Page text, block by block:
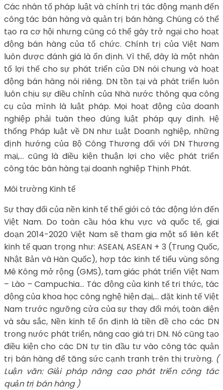
Các nhân tố pháp luật và chính trị tác động mạnh đến
công tác bán hàng và quản trị bán hàng. Chúng có thể
tạo ra cơ hội nhưng cũng có thể gây trở ngại cho hoạt
động bán hàng của tổ chức. Chính trị của Việt Nam
luôn được đánh giá là ổn định. Vì thế, đây là một nhân
tố lợi thế cho sự phát triển của DN nói chung và hoạt
động bán hàng nói riêng. DN tồn tại và phát triển luôn
luôn chịu sự điều chỉnh của Nhà nước thông qua công
cụ của mình là luật pháp. Mọi hoạt động của doanh
nghiệp phải tuân theo đúng luật pháp quy định. Hệ
thống Pháp luật về DN như Luật Doanh nghiệp, những
định hướng của Bộ Công Thương đối với DN Thương
mại,… cũng là điều kiện thuận lợi cho việc phát triển
công tác bán hàng tại doanh nghiệp Thịnh Phát.
Môi trường Kinh tế
Sự thay đổi của nền kinh tế thế giới có tác động lớn đến
Việt Nam. Do toàn cầu hóa khu vực và quốc tế, giai
đoạn 2014-2020 Việt Nam sẽ tham gia một số liên kết
kinh tế quan trọng như: ASEAN, ASEAN + 3 (Trung Quốc,
Nhật Bản và Hàn Quốc), hợp tác kinh tế tiểu vùng sông
Mê Kông mở rộng (GMS), tam giác phát triển Việt Nam
– Lào – Campuchia… Tác động của kinh tế tri thức, tác
động của khoa học công nghệ hiện đại,… đặt kinh tế Việt
Nam trước ngưỡng cửa của sự thay đổi mới, toàn diện
và sâu sắc, Nền kinh tế ổn định là tiền đề cho các DN
trong nước phát triển, nâng cao giá trị DN. Nó cũng tạo
điều kiện cho các DN tự tin đầu tư vào công tác quản
trị bán hàng để tăng sức cạnh tranh trên thị trường. (
Luận văn: Giải pháp nâng cao phát triển công tác
quản trị bán hàng )